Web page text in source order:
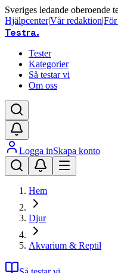
Sveriges ledande oberoende
Hjälpcenter|Vår redaktion|
Testra.
Tester
Kategorier
Så testar vi
Om oss
Logga inSkapa konto
Hem
Djur
Akvarium & Reptil